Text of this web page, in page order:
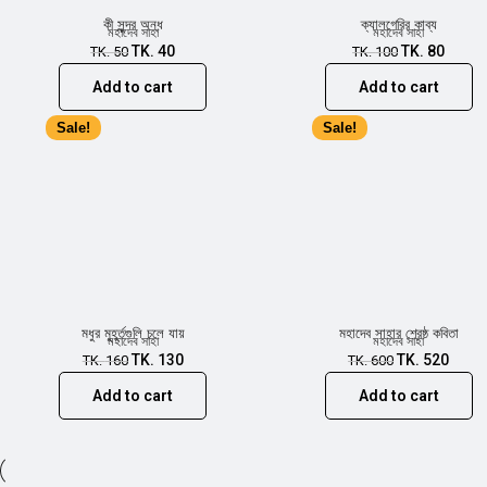
কী সুন্দর অন্ধ
মহাদেব সাহা
TK.50 TK.40
Add to cart
ক্যালগেরির কাব্য
মহাদেব সাহা
TK.100 TK. 80
Add to cart
Sale!
মধুর মুহূর্তগুলি চলে যায়
মহাদেব সাহা
TK.160 TK. 130
Add to cart
Sale!
মহাদেব সাহার শ্রেষ্ঠ কবিতা
মহাদেব সাহা
TK.600 TK. 520
Add to cart